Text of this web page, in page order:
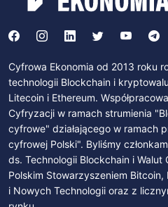
Cyfrowa Ekonomia od 2013 roku
technologii Blockchain i
Litecoin i Ethereum.
Cyfryzacji w ramach strumienia
cyfrowe" działającego w ramach
cyfrowej Polski". Byliśmy
ds. Technologii Blockchain i Walut
Polskim Stowarzyszeniem
i Nowych Technologii oraz z